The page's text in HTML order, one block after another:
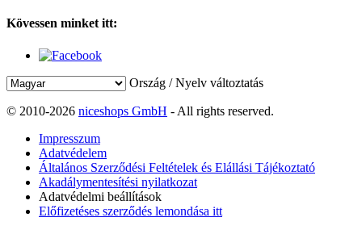
Kövessen minket itt:
Ország / Nyelv változtatás
© 2010-2026 niceshops GmbH - All rights reserved.
Impresszum
Adatvédelem
Általános Szerződési Feltételek és Elállási Tájékoztató
Akadálymentesítési nyilatkozat
Adatvédelmi beállítások
Előfizetéses szerződés lemondása itt